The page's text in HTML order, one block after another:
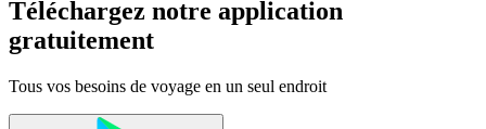
Téléchargez notre application
gratuitement
Tous vos besoins de voyage en un seul endroit